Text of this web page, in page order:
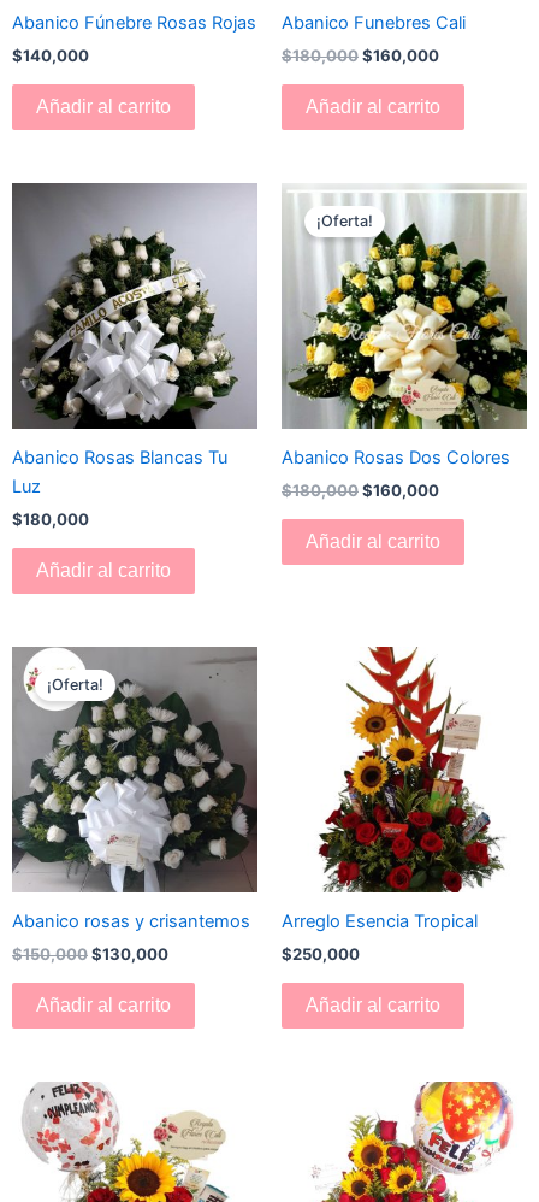
Abanico Fúnebre Rosas Rojas
$140,000
Añadir al carrito
Abanico Funebres Cali
$180,000$160,000
Añadir al carrito
Abanico Rosas Blancas Tu
Luz
$180,000
Añadir al carrito
¡Oferta!
Abanico Rosas Dos Colores
$180,000
El
precio
original
era:
$180,000.
$160,000
El
es:
$160,000.
Añadir al carrito
¡Oferta!
Abanico rosas y crisantemos
$150,000
precio
original
era:
$150,000.
$130,000
precio
actual
es:
$130,000.
Añadir al carrito
Arreglo Esencia Tropical
$250,000
Añadir al carrito